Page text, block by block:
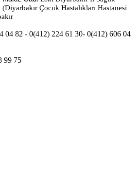
Çocuk Hastalıkları Hastanesi
04 82 - 0(412) 224 61 30- 0(412) 606 04
99 75